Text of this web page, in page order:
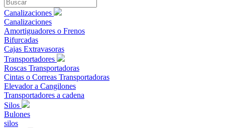
Canalizaciones
Canalizaciones
Amortiguadores o Frenos
Bifurcadas
Cajas Extravasoras
Transportadores
Roscas Transportadoras
Cintas o Correas Transportadoras
Elevador a Cangilones
Transportadores a cadena
Silos
Bulones
silos